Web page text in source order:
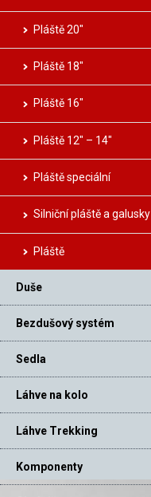
Pláště 20″
Pláště 18″
Pláště 16″
Pláště 12″ – 14″
Pláště speciální
Silniční pláště a galusky
Pláště
Duše
Bezdušový systém
Sedla
Láhve na kolo
Láhve Trekking
Komponenty